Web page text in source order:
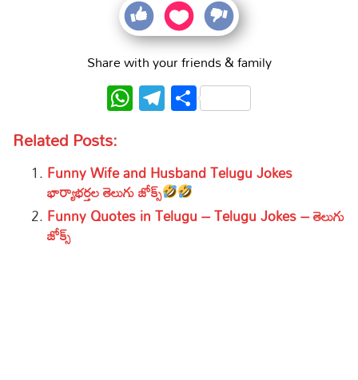
Share with your friends & family
WhatsApp
Telegram
Share
Related Posts:
Funny Wife and Husband Telugu Jokes
భార్యాభర్తల తెలుగు జోక్స్
Funny Quotes in Telugu – Telugu Jokes – తెలుగు
జోక్స్